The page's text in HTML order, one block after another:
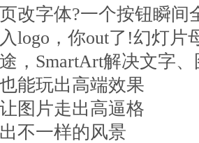
改字体?一个按钮瞬间
logo，你out了!幻灯片
，SmartArt解决文字
能玩出高端效果
图片走出高逼格
不一样的风景